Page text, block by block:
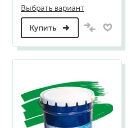
для металла
ПФ-115
эмали
краски
резиновая
аэрозольные
Выбрать вариант
Купить